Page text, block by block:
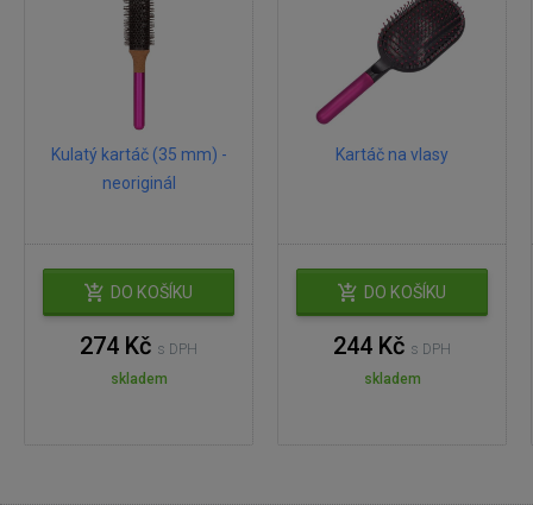
Kulatý kartáč (35 mm) -
neoriginál
DO KOŠÍKU
274 Kč s DPH
skladem
Kartáč na vlasy
DO KOŠÍKU
244 Kč s DPH
skladem